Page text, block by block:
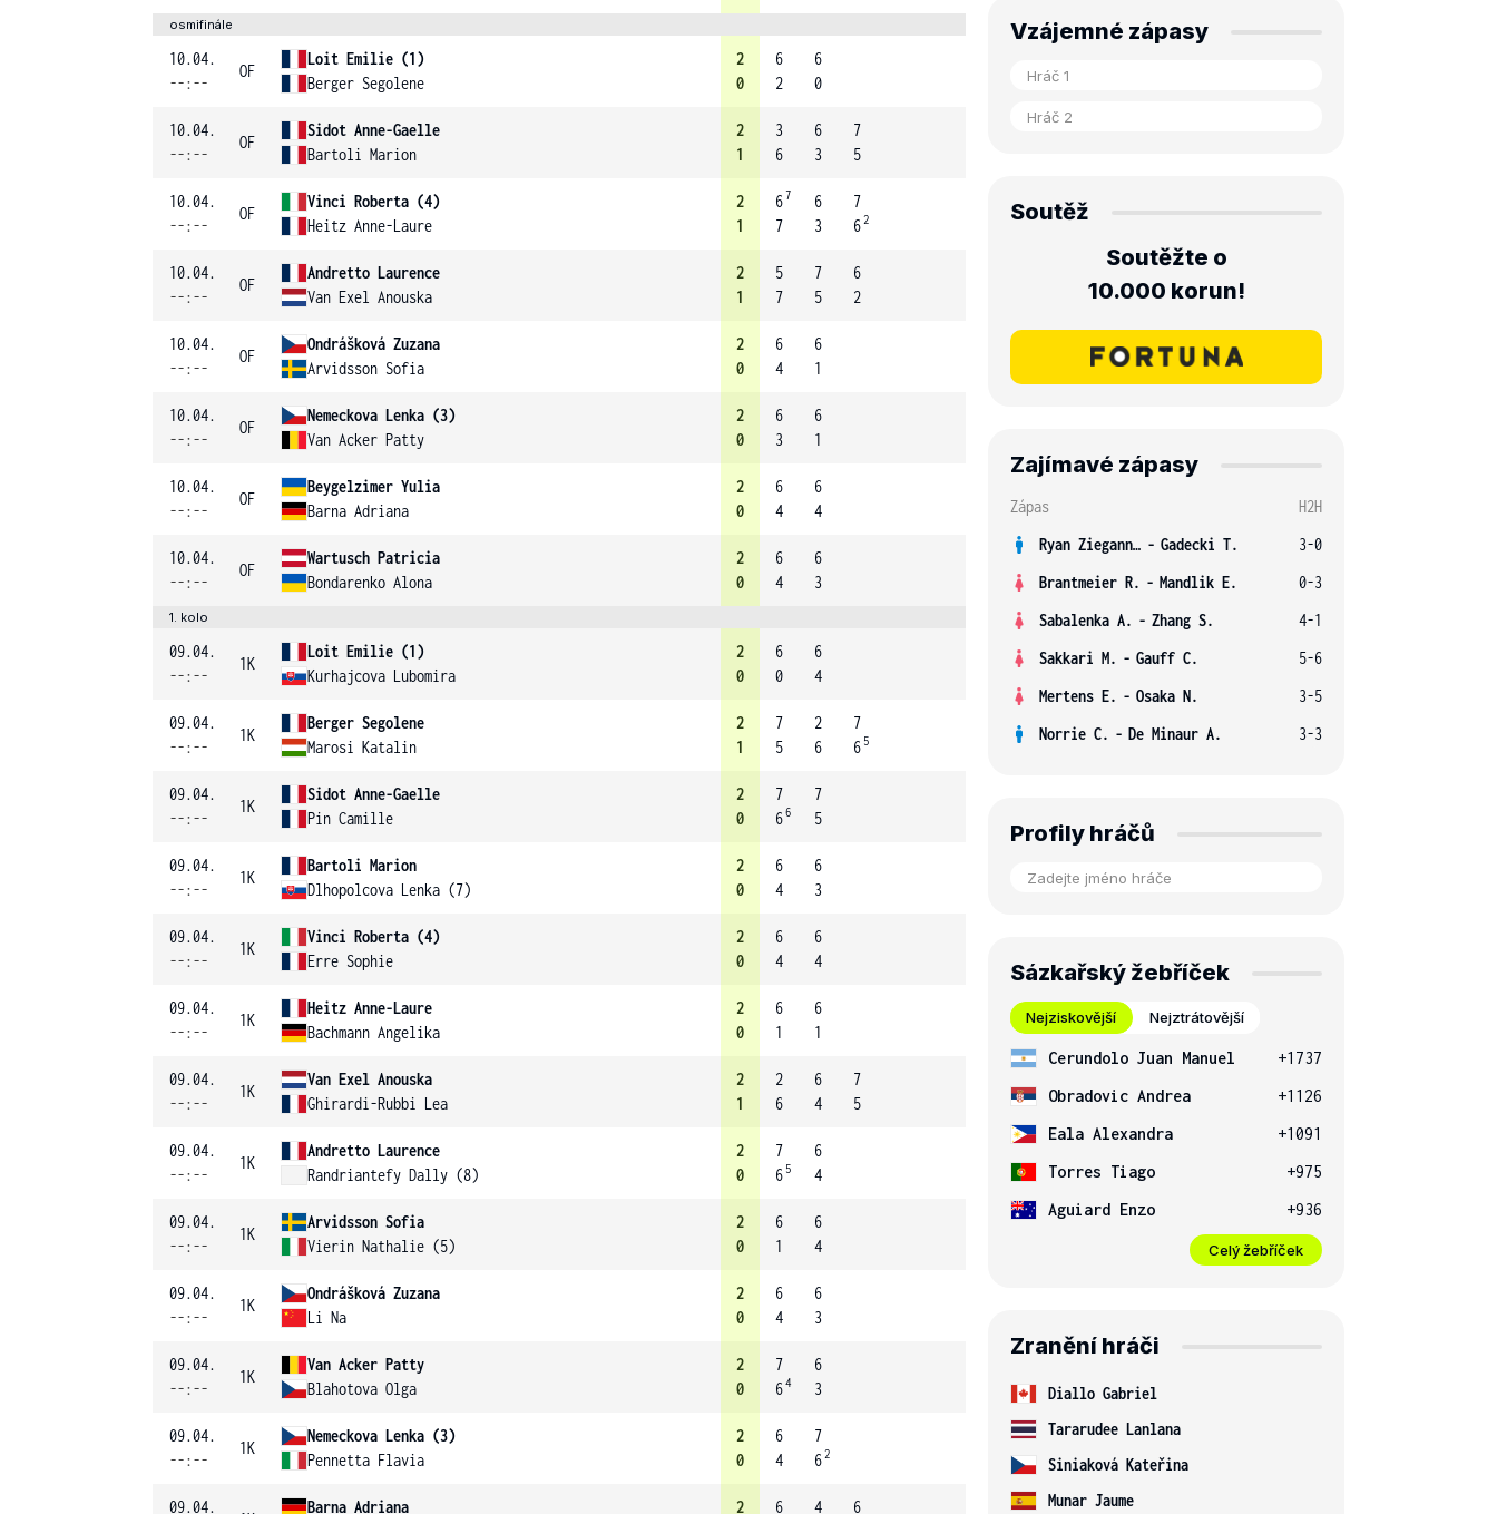
osmifinále
10.04.
--:--
OF
Loit Emilie (1)
Berger Segolene
2
0
6
2
6
0
10.04.
--:--
OF
Sidot Anne-Gaelle
Bartoli Marion
2
1
3
6
6
3
7
5
10.04.
--:--
OF
Vinci Roberta (4)
Heitz Anne-Laure
2
1
67
7
6
3
7
62
10.04.
--:--
OF
Andretto Laurence
Van Exel Anouska
2
1
5
7
7
5
6
2
10.04.
--:--
OF
Ondrášková Zuzana
Arvidsson Sofia
2
0
6
4
6
1
10.04.
--:--
OF
Nemeckova Lenka (3)
Van Acker Patty
2
0
6
3
6
1
10.04.
--:--
OF
Beygelzimer Yulia
Barna Adriana
2
0
6
4
6
4
10.04.
--:--
OF
Wartusch Patricia
Bondarenko Alona
2
0
6
4
6
3
1. kolo
09.04.
--:--
1K
Loit Emilie (1)
Kurhajcova Lubomira
2
0
6
0
6
4
09.04.
--:--
1K
Berger Segolene
Marosi Katalin
2
1
7
5
2
6
7
6 5
09.04.
--:--
1K
Sidot Anne-Gaelle
Pin Camille
2
0
7
66
7
5
09.04.
--:--
1K
Bartoli Marion
Dlhopolcova Lenka (7)
2
0
6
4
6
3
09.04.
--:--
1K
Vinci Roberta (4)
Erre Sophie
2
0
6
4
6
4
09.04.
--:--
1K
Heitz Anne-Laure
Bachmann Angelika
2
0
6
1
6
1
09.04.
--:--
1K
Van Exel Anouska
Ghirardi-Rubbi Lea
2
1
2
6
6
4
7
5
09.04.
--:--
1K
Andretto Laurence
Randriantefy Dally (8)
2
0
7
6 5
6
4
09.04.
--:--
1K
Arvidsson Sofia
Vierin Nathalie (5)
2
0
6
1
6
4
09.04.
--:--
1K
Ondrášková Zuzana
Li Na
2
0
6
4
6
3
09.04.
--:--
1K
Van Acker Patty
Blahotova Olga
2
0
7
64
6
3
09.04.
--:--
1K
Nemeckova Lenka (3)
Pennetta Flavia
2
0
6
4
7
62
09.04. Barna Adriana 2 6 4 6
Vzájemné zápasy
Soutěž
Soutěžte o
10.000 korun!
Zajímavé zápasy
Zápas
H2H
Ryan Ziegann S. - Gadecki T.
3-0
Brantmeier R. - Mandlik E.
0-3
Sabalenka A. - Zhang S.
4-1
Sakkari M. - Gauff C.
5-6
Mertens E. - Osaka N.
3-5
Norrie C. - De Minaur A. 3-3
Profily hráčů
Sázkařský žebříček
Nejziskovější Nejztrátovější
Cerundolo Juan Manuel
+1737
Obradovic Andrea
+1126
Eala Alexandra
+1091
Torres Tiago
+975
Aguiard Enzo
+936
Celý žebříček
Zranění hráči
Diallo Gabriel
Tararudee Lanlana
Siniaková Kateřina
Munar Jaume